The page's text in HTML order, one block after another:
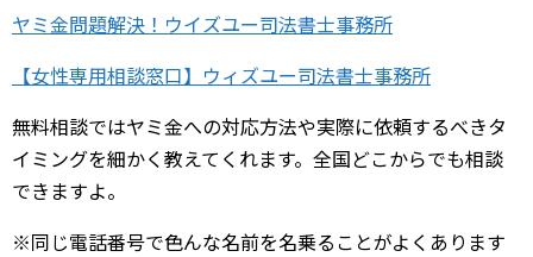
ヤミ金問題解決！ウイズユー司法書士事務所
【女性専用相談窓口】ウィズユー司法書士事務所
無料相談ではヤミ金への対応方法や実際に依頼するべきタ
イミングを細かく教えてくれます。全国どこからでも相談
できますよ。
※同じ電話番号で色んな名前を名乗ることがよくあります